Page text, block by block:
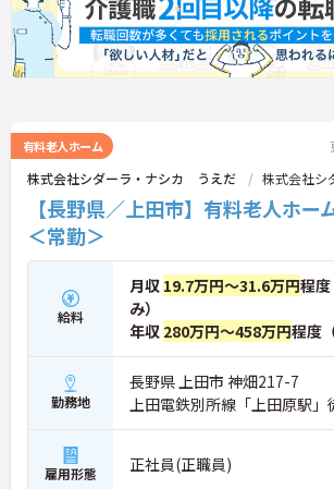
有料老人ホーム
株式会社シダーラ・ナシカ うえだ 株式会社シ
【長野県／上田市】有料老人ホー
＜常勤＞
給料
月収 19.7万円～31.6万円程
み）
年収 280万円～458万円程度
勤務地
長野県 上田市 神畑217-7
上田電鉄別所線「上田原駅」
雇用形態 正社員(正職員)